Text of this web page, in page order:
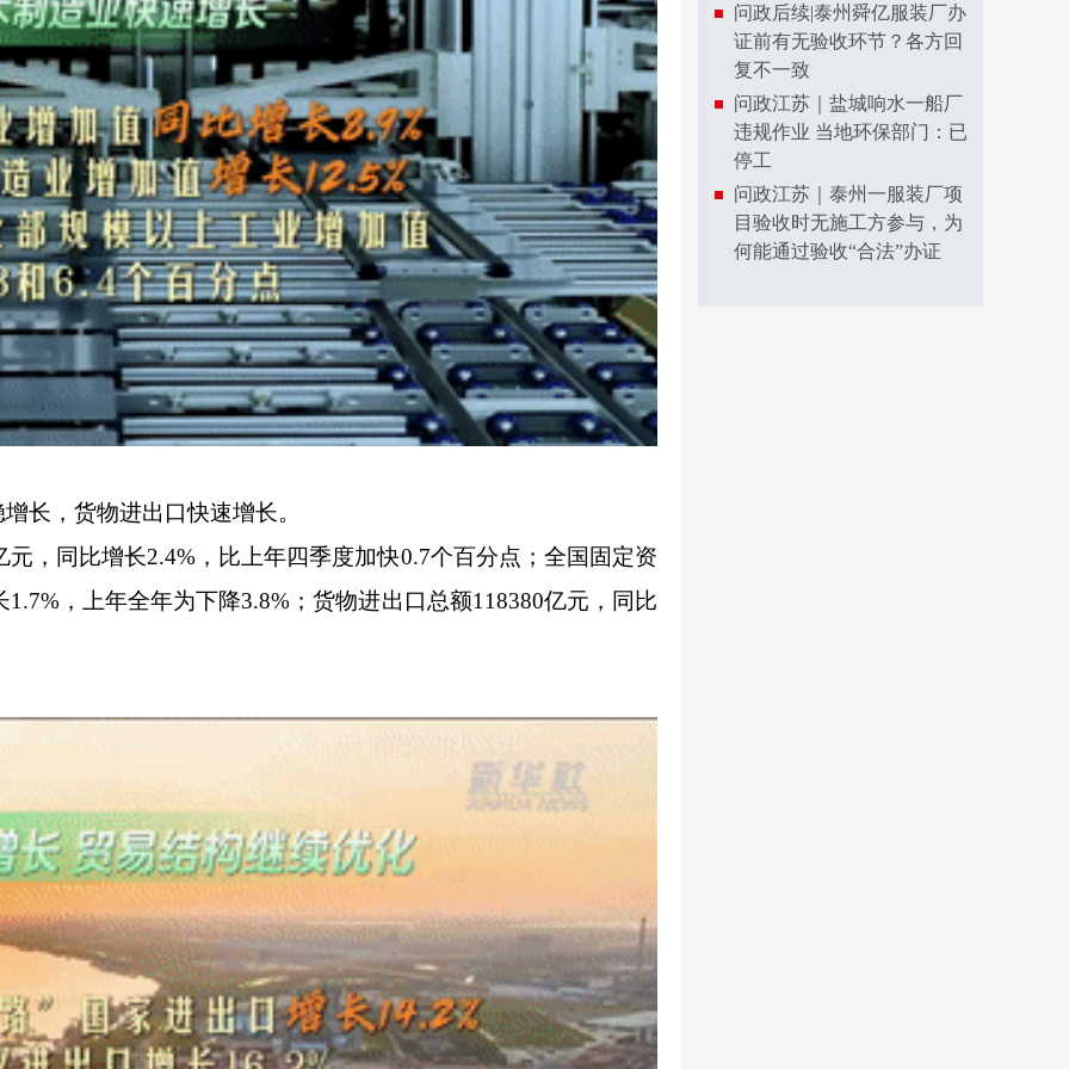
，货物进出口快速增长。
同比增长2.4%，比上年四季度加快0.7个百分点；全国固定资
，上年全年为下降3.8%；货物进出口总额118380亿元，同比
问政后续|泰州舜亿服装厂办
证前有无验收环节？各方回
复不一致
问政江苏｜盐城响水一船厂
违规作业 当地环保部门：已
停工
问政江苏｜泰州一服装厂项
目验收时无施工方参与，为
何能通过验收“合法”办证